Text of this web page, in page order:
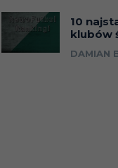
10
klubów
DAMIAN